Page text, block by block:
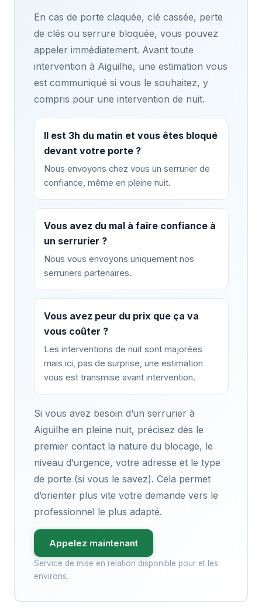
En cas de porte claquée, clé cassée, perte
de clés ou serrure bloquée, vous pouvez
appeler immédiatement. Avant toute
intervention à Aiguilhe, une estimation vous
est communiqué si vous le souhaitez, y
compris pour une intervention de nuit.
Il est 3h du matin et vous êtes bloqué
devant votre porte ?
Nous envoyons chez vous un serrurier de
confiance, même en pleine nuit.
Vous avez du mal à faire confiance à
un serrurier ?
Nous vous envoyons uniquement nos
serruriers partenaires.
Vous avez peur du prix que ça va
vous coûter ?
Les interventions de nuit sont majorées
mais ici, pas de surprise, une estimation
vous est transmise avant intervention.
Si vous avez besoin d’un serrurier à
Aiguilhe en pleine nuit, précisez dès le
premier contact la nature du blocage, le
niveau d’urgence, votre adresse et le type
de porte (si vous le savez). Cela permet
d’orienter plus vite votre demande vers le
professionnel le plus adapté.
Appelez maintenant
Service de mise en relation disponible pour et les
environs.